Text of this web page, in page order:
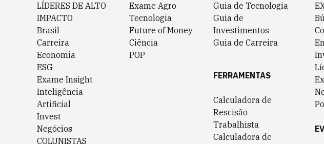
LÍDERES DE ALTO
IMPACTO
Brasil
Carreira
Economia
ESG
Exame Insight
Inteligência
Artificial
Invest
Negócios
COLUNISTAS
Exame Agro
Tecnologia
Future of Money
Ciência
POP
Guia de Tecnologia
Guia de
Investimentos
Guia de Carreira
FERRAMENTAS
Calculadora de
Rescisão
Trabalhista
Calculadora de